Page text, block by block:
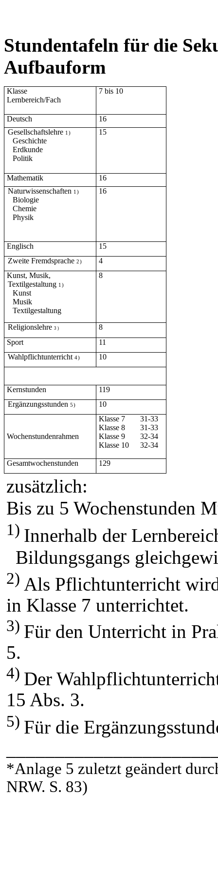
Stundentafeln für die
Aufbauform
Klasse
Lernbereich/Fach
7 bis 10
Deutsch
16
Gesellschaftslehre 1)
Geschichte
Erdkunde
Politik
15
Mathematik
16
Naturwissenschaften 1)
Biologie
Chemie
Physik
16
Englisch
15
Zweite Fremdsprache2)
4
Kunst, Musik,
Textilgestaltung 1)
Kunst
Musik
Textilgestaltung
8
Religionslehre3 )
8
Sport
11
Wahlpflichtunterricht4) 10
Kernstunden
119
Ergänzungsstunden5) 10
Wochenstundenrahmen
Klasse 7
Klasse 8
Klasse 9
Klasse 10
31-33
31-33
32-34
32-34
Gesamtwochenstunden 129
zusätzlich:
Bis zu 5 Wochenstunden
1) Innerhalb der
Bildungsgangs
2) Als Pflichtunterricht
in Klasse 7 unterrichtet.
3) Für den Unterricht in
5.
4) Der
15 Abs. 3.
5) Für die
*Anlage 5 zuletzt geändert
NRW. S. 83)